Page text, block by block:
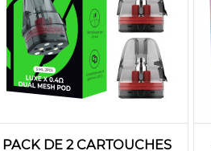
PACK DE 2 CARTOUCHES